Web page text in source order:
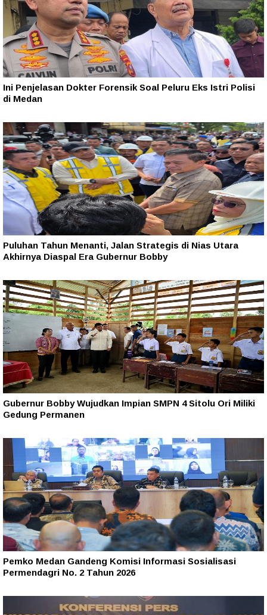
Ini Penjelasan Dokter Forensik Soal Peluru Eks Istri Polisi
di Medan
Puluhan Tahun Menanti, Jalan Strategis di Nias Utara
Akhirnya Diaspal Era Gubernur Bobby
Gubernur Bobby Wujudkan Impian SMPN 4 Sitolu Ori Miliki
Gedung Permanen
Pemko Medan Gandeng Komisi Informasi Sosialisasi
Permendagri No. 2 Tahun 2026